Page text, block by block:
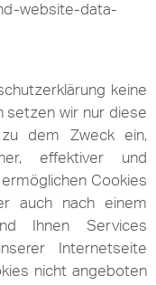
website-data-
keine
setzen wir nur diese
dem Zweck ein,
effektiver und
Cookies
auch nach einem
Ihnen Services
Internetseite
nicht angeboten